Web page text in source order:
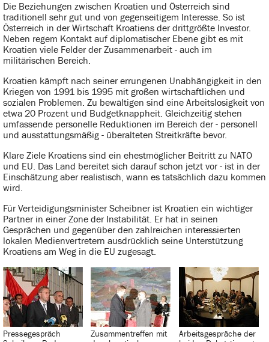
Die Beziehungen zwischen Kroatien und Österreich sind
traditionell sehr gut und von gegenseitigem Interesse. So ist
Österreich in der Wirtschaft Kroatiens der drittgrößte Investor.
Neben regem Kontakt auf diplomatischer Ebene gibt es mit
Kroatien viele Felder der Zusammenarbeit - auch im
militärischen Bereich.
Kroatien kämpft nach seiner errungenen Unabhängigkeit in den
Kriegen von 1991 bis 1995 mit großen wirtschaftlichen und
sozialen Problemen. Zu bewältigen sind eine Arbeitslosigkeit von
etwa 20 Prozent und Budgetknappheit. Gleichzeitig stehen
umfassende personelle Reduktionen im Bereich der - personell
und ausstattungsmäßig - überalteten Streitkräfte bevor.
Klare Ziele Kroatiens sind ein ehestmöglicher Beitritt zu NATO
und EU. Das Land bereitet sich darauf schon jetzt vor - ist in der
Einschätzung aber realistisch, wann es tatsächlich dazu kommen
wird.
Für Verteidigungsminister Scheibner ist Kroatien ein wichtiger
Partner in einer Zone der Instabilität. Er hat in seinen
Gesprächen und gegenüber den zahlreichen interessierten
lokalen Medienvertretern ausdrücklich seine Unterstützung
Kroatiens am Weg in die EU zugesagt.
Pressegespräch
Zusammentreffen mit
Arbeitsgespräche der